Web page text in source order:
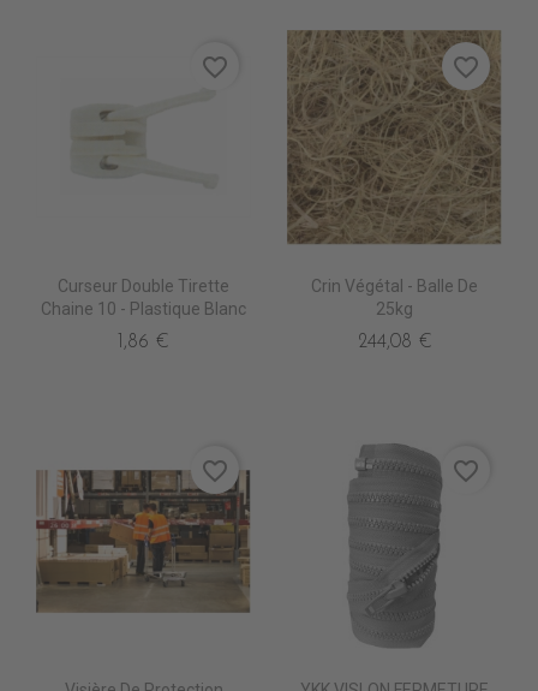
Curseur Double Tirette
Chaine 10 - Plastique Blanc
1,86 €
favorite_border
Crin Végétal - Balle De
25kg
244,08 €
favorite_border
favorite_border favorite_border